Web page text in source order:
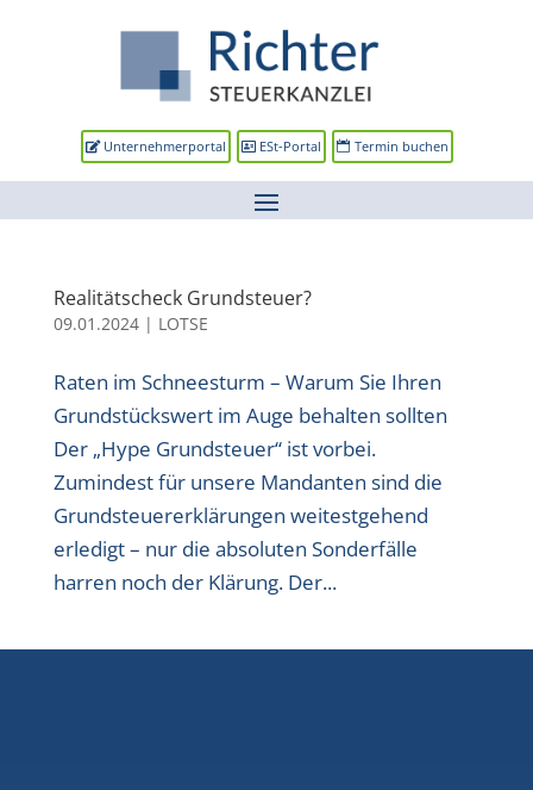
Unternehmerportal ESt-Portal Termin buchen
Realitätscheck Grundsteuer?
09.01.2024| LOTSE
Raten im Schneesturm – Warum Sie Ihren
Grundstückswert im Auge behalten sollten
Der „Hype Grundsteuer“ ist vorbei.
Zumindest für unsere Mandanten sind die
Grundsteuererklärungen weitestgehend
erledigt – nur die absoluten Sonderfälle
harren noch der Klärung. Der...